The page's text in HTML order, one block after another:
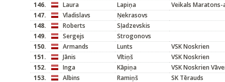
146.
Laura Lapiņa
Veikals Maratons-
147.
Vladislavs
Ņekrasovs
148.
Roberts
Sļadzevskis
149.
Sergejs
Strogonovs
150.
Armands Lunts
VSK Noskrien
151.
Jānis Vītiņš
VSK Noskrien
152.
Inga Kāpiņa
VSK Noskrien
153.
Albins Ramiņš SK Tērauds